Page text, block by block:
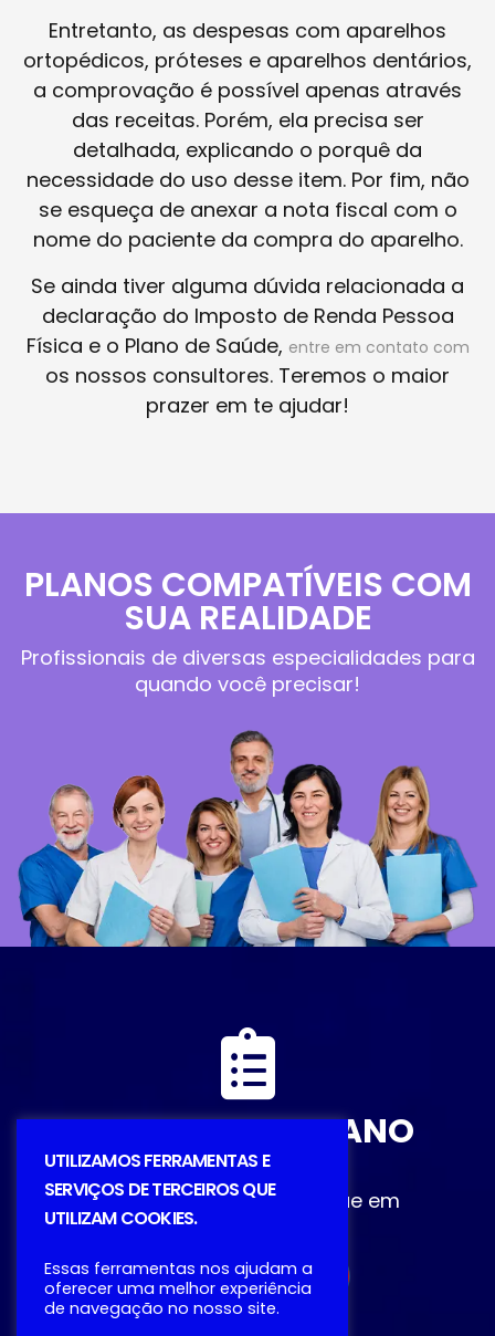
Entretanto, as despesas com aparelhos
ortopédicos, próteses e aparelhos dentários,
a comprovação é possível apenas através
das receitas. Porém, ela precisa ser
detalhada, explicando o porquê da
necessidade do uso desse item. Por fim, não
se esqueça de anexar a nota fiscal com o
nome do paciente da compra do aparelho.
Se ainda tiver alguma dúvida relacionada a
declaração do Imposto de Renda Pessoa
Física e o Plano de Saúde, entre em contato com
os nossos consultores. Teremos o maior
prazer em te ajudar!
PLANOS COMPATÍVEIS COM
SUA REALIDADE
Profissionais de diversas especialidades para
quando você precisar!
DESCUBRA O PLANO
IDEAL
Entre em contato ou clique em
Simulação
SIMULAÇÃO
UTILIZAMOS FERRAMENTAS E
SERVIÇOS DE TERCEIROS QUE
UTILIZAM COOKIES.
Essas ferramentas nos ajudam a
oferecer uma melhor experiência
de navegação no nosso site.